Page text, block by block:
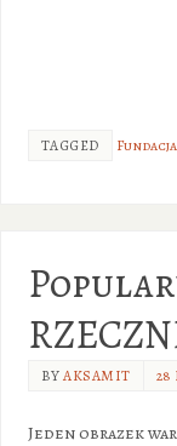
TAGGED
BYAKSAMIT 28
Jeden obrazek